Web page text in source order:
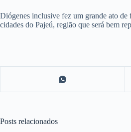
Diógenes inclusive fez um grande ato de
cidades do Pajeú, região que será bem
Posts relacionados